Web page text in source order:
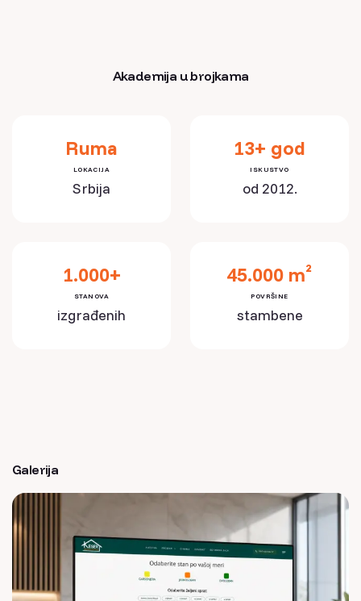
Akademija u brojkama
Ruma
LOKACIJA
Srbija
13+ god
ISKUSTVO
od 2012.
1.000+
STANOVA
izgrađenih
45.000 m²
POVRŠINE
stambene
Galerija